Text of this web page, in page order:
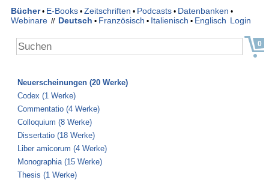
Bücher• E-Books • Zeitschriften • Podcasts • Datenbanken •
Webinare // Deutsch • Französisch • Italienisch • Englisch Login
0
Neuerscheinungen (20 Werke)
Codex (1 Werke)
Commentatio (4 Werke)
Colloquium (8 Werke)
Dissertatio (18 Werke)
Liber amicorum (4 Werke)
Monographia (15 Werke)
Thesis (1 Werke)